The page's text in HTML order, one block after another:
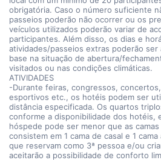
obrigatória. Caso o número suficiente
passeios poderão não ocorrer ou os
veículos utilizados poderão variar de
participantes. Além disso, os dias e
atividades/passeios extras poderão
base na situação de abertura/
visitados ou nas condições climáticas.
ATIVIDADES
-Durante feiras, congressos,
esportivos etc., os hotéis podem ser
distância especificada. Os quartos
conforme a disponibilidade dos hotéis,
hóspede pode ser menor que as
consistem em 1 cama de casal e 1
que reservam como 3ª pessoa e/ou
aceitarão a possibilidade de conforto